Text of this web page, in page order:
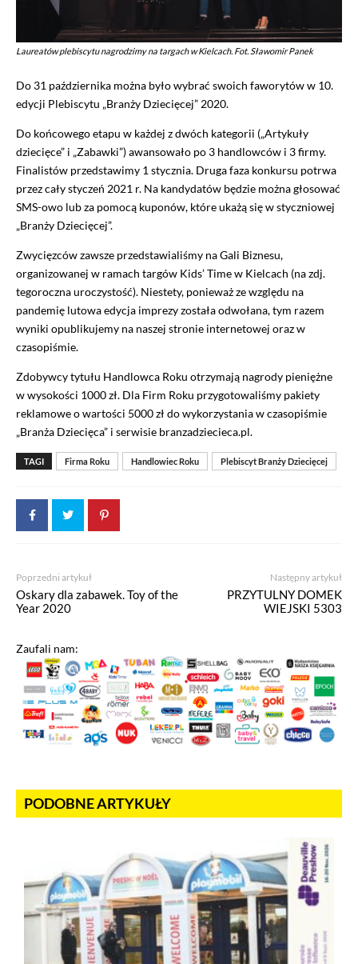
Laureatów plebiscytu nagrodzimy na targach w Kielcach. Fot. Sławomir Panek
Do 31 października można było wybrać swoich faworytów w 10.
edycji Plebiscytu „Branży Dziecięcej” 2020.
Do końcowego etapu w każdej z dwóch kategorii („Artykuły
dziecięce” i „Zabawki”) awansowało po 3 handlowców i 3 firmy.
Finalistów przedstawimy 1 stycznia. Druga faza konkursu potrwa
przez cały styczeń 2021 r. Na kandydatów będzie można głosować
SMS-owo lub za pomocą kuponów, które ukażą się w styczniowej
„Branży Dziecięcej”.
Zwycięzców zawsze przedstawialiśmy na Gali Biznesu,
organizowanej w ramach targów Kids’ Time w Kielcach (na zdj.
tegoroczna uroczystość). Niestety, ponieważ ze względu na
pandemię lutowa edycja imprezy została odwołana, tym razem
wyniki opublikujemy na naszej stronie internetowej oraz w
czasopiśmie.
Zdobywcy tytułu Handlowca Roku otrzymają nagrody pieniężne
w wysokości 1000 zł. Dla Firm Roku przygotowaliśmy pakiety
reklamowe o wartości 5000 zł do wykorzystania w czasopiśmie
„Branża Dziecięca” i serwisie branzadziecieca.pl.
TAGI Firma Roku Handlowiec Roku Plebiscyt Branży Dziecięcej
Poprzedni artykuł
Oskary dla zabawek. Toy of the
Year 2020
Następny artykuł
PRZYTULNY DOMEK
WIEJSKI 5303
Zaufali nam:
PODOBNE ARTYKUŁY